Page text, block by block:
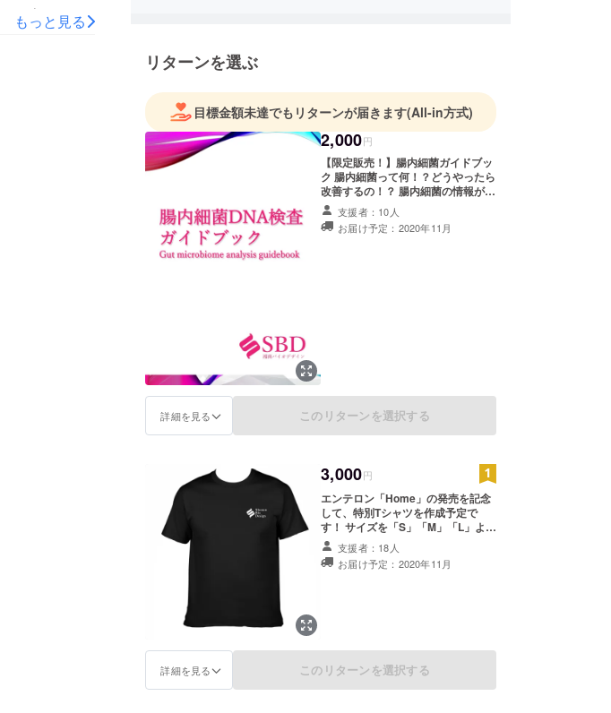
やtwitterで
お願いしま
中の方は、
もっと見る
リターンを選ぶ
目標金額未達でもリターンが届きます(All-in方式)
2,000円
【限定販売！】腸内細菌ガイドブッ
ク 腸内細菌って何！？どうやったら
改善するの！？ 腸内細菌の情報が掲
載されています。 本ガイドには個人
事のアドバイスは掲載されておりま
せん。
支援者：10人
お届け予定：2020年11月
詳細を見る このリターンを選択する
3,000円
エンテロン「Home」の発売を記念
して、特別Tシャツを作成予定で
す！ サイズを「S」「M」「L」より
ご選択下さい。 ※画像はイメージで
す。実際の商品とは異なる場合があ
ります。
支援者：18人
お届け予定：2020年11月
詳細を見る このリターンを選択する